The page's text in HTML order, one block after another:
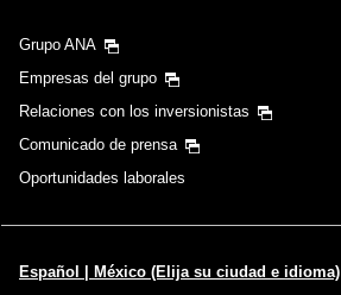
Grupo ANA
Empresas del grupo
Relaciones con los inversionistas
Comunicado de prensa
Oportunidades laborales
Español | México (Elija su ciudad e idioma)